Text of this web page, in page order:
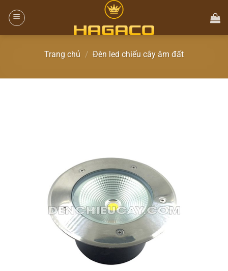
Trang chủ / Đèn led chiếu cây âm đất